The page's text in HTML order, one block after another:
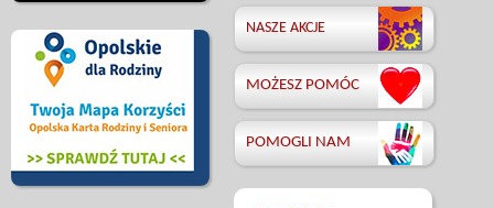
NASZE AKCJE
MOŻESZ POMÓC
POMOGLI NAM